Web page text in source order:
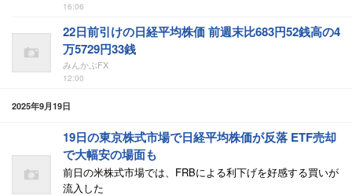
16:06
22日前引けの日経平均株価 前週末比683円52銭高の4
万5729円33銭
みんかぶFX
12:00
2025年9月19日
19日の東京株式市場で日経平均株価が反落 ETF売却
で大幅安の場面も
前日の米株式市場では、FRBによる利下げを好感する買いが
流入した